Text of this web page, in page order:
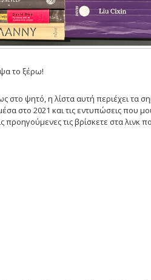
το ξέρω!
ψητό, η λίστα αυτή περιέχει τα
στο 2021 και τις εντυπώσεις που
προηγούμενες τις βρίσκετε στα λινκ